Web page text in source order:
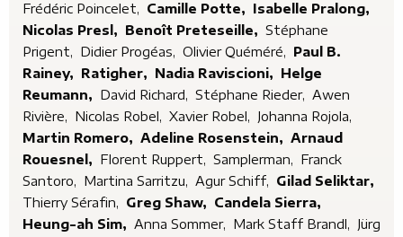
Frédéric Poincelet,
Camille Potte, Isabelle Pralong,
Nicolas Presl, Benoît Preteseille, Stéphane
Prigent, Didier Progéas, Olivier Quéméré, Paul B.
Rainey, Ratigher, Nadia Raviscioni, Helge
Reumann, David Richard, Stéphane Rieder, Awen
Rivière, Nicolas Robel, Xavier Robel, Johanna Rojola,
Martin Romero, Adeline Rosenstein, Arnaud
Rouesnel, Florent Ruppert, Samplerman, Franck
Santoro, Martina Sarritzu, Agur Schiff, Gilad Seliktar,
Thierry Sérafin, Greg Shaw, Candela Sierra,
Heung-ah Sim, Anna Sommer, Mark Staff Brandl, Jürg